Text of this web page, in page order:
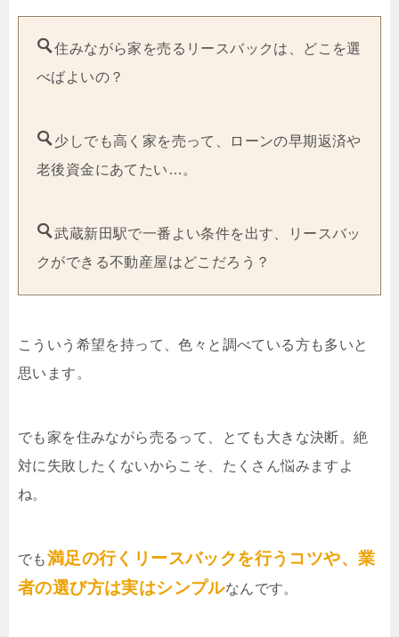
住みながら家を売るリースバックは、どこを選
べばよいの？
少しでも高く家を売って、ローンの早期返済や
老後資金にあてたい…。
武蔵新田駅で一番よい条件を出す、リースバッ
クができる不動産屋はどこだろう？
こういう希望を持って、色々と調べている方も多いと
思います。
でも家を住みながら売るって、とても大きな決断。絶
対に失敗したくないからこそ、たくさん悩みますよ
ね。
でも満足の行くリースバックを行うコツや、業
者の選び方は実はシンプルなんです。